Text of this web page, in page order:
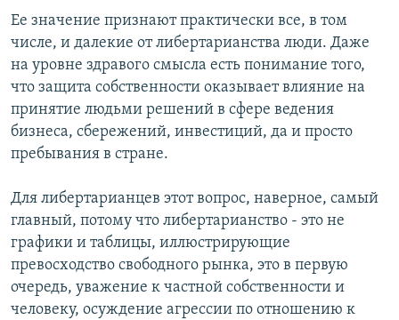
Ее значение признают практически все, в том
числе, и далекие от либертарианства люди. Даже
на уровне здравого смысла есть понимание того,
что защита собственности оказывает влияние на
принятие людьми решений в сфере ведения
бизнеса, сбережений, инвестиций, да и просто
пребывания в стране.
Для либертарианцев этот вопрос, наверное, самый
главный, потому что либертарианство - это не
графики и таблицы, иллюстрирующие
превосходство свободного рынка, это в первую
очередь, уважение к частной собственности и
человеку, осуждение агрессии по отношению к